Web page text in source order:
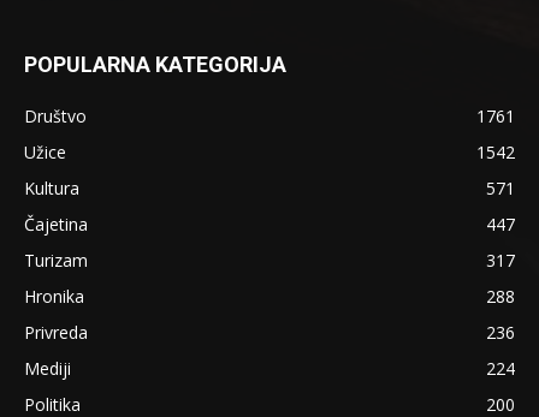
POPULARNA KATEGORIJA
Društvo
1761
Užice
1542
Kultura
571
Čajetina
447
Turizam
317
Hronika
288
Privreda
236
Mediji
224
Politika
200